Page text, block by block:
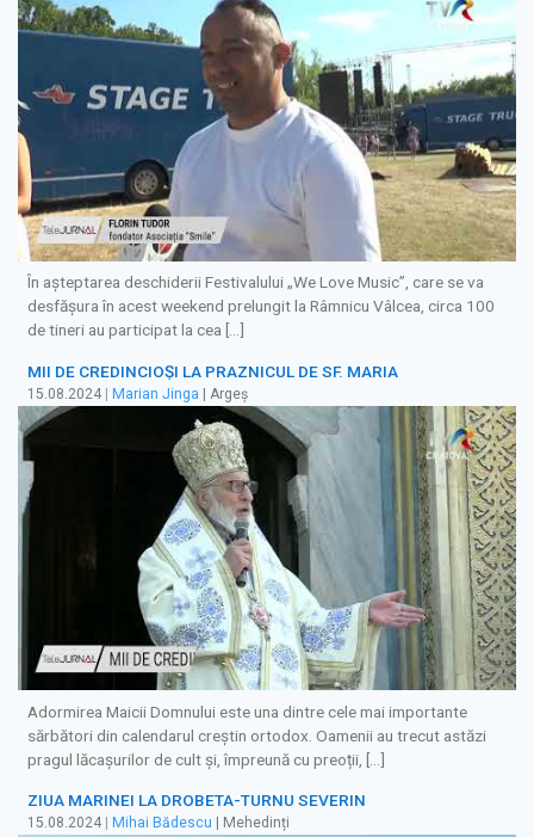
În așteptarea deschiderii Festivalului „We Love Music”, care se va
desfășura în acest weekend prelungit la Râmnicu Vâlcea, circa 100
de tineri au participat la cea […]
MII DE CREDINCIOŞI LA PRAZNICUL DE SF. MARIA
15.08.2024 | Marian Jinga | Argeș
Adormirea Maicii Domnului este una dintre cele mai importante
sărbători din calendarul creștin ortodox. Oamenii au trecut astăzi
pragul lăcașurilor de cult și, împreună cu preoții, […]
ZIUA MARINEI LA DROBETA-TURNU SEVERIN
15.08.2024 Mihai Bădescu | Mehedinți